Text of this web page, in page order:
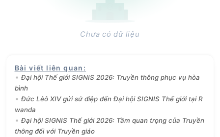
Chưa có dữ liệu
Bài viết liên quan :
Đại hội Thế giới SIGNIS 2026: Truyền thông phục vụ hòa
bình
Đức Lêô XIV gửi sứ điệp đến Đại hội SIGNIS Thế giới tại R
wanda
Đại hội SIGNIS Thế giới 2026: Tầm quan trọng của Truyền
thông đối với Truyền giáo